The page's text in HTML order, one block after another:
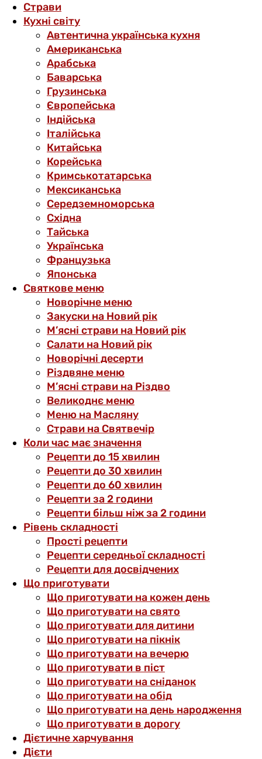
Страви
Кухні світу
Автентична українська кухня
Американська
Арабська
Баварська
Грузинська
Європейська
Індійська
Італійська
Китайська
Корейська
Кримськотатарська
Мексиканська
Середземноморська
Східна
Тайська
Українська
Французька
Японська
Святкове меню
Новорічне меню
Закуски на Новий рік
М’ясні страви на Новий рік
Салати на Новий рік
Новорічні десерти
Різдвяне меню
М’ясні страви на Різдво
Великоднє меню
Меню на Масляну
Страви на Святвечір
Коли час має значення
Рецепти до 15 хвилин
Рецепти до 30 хвилин
Рецепти до 60 хвилин
Рецепти за 2 години
Рецепти більш ніж за 2 години
Рівень складності
Прості рецепти
Рецепти середньої складності
Рецепти для досвідчених
Що приготувати
Що приготувати на кожен день
Що приготувати на свято
Що приготувати для дитини
Що приготувати на пікнік
Що приготувати на вечерю
Що приготувати в піст
Що приготувати на сніданок
Що приготувати на обід
Що приготувати на день народження
Що приготувати в дорогу
Дієтичне харчування
Дієти